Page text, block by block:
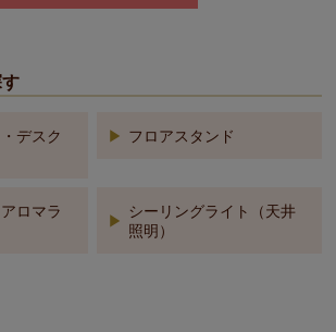
デスク
フロアスタンド
ロマラ
シーリングライト（天井
照明）